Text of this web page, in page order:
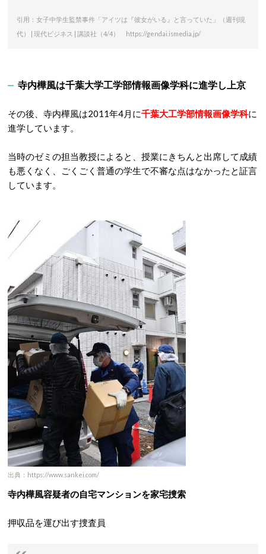
引用：女子中学生監禁事件「アイツは『彼女がいる』と言っていた」（週刊現
代） | 現代ビジネス | 講談社（4/4） https://gendai.ismedia.jp/
寺内樺風は千葉大学工学部情報画像学科に進学し上京
その後、寺内樺風は2011年4月に千葉大工学部情報画像学科に
進学しています。
当時のゼミの担当教授によると、授業にきちんと出席して成績
も悪くなく、ごくごく普通の学生で不審な点はなかったと証言
しています。
出典：https://www.sankei.com/
寺内樺風容疑者の自宅マンションを家宅捜索
押収品を運び出す捜査員